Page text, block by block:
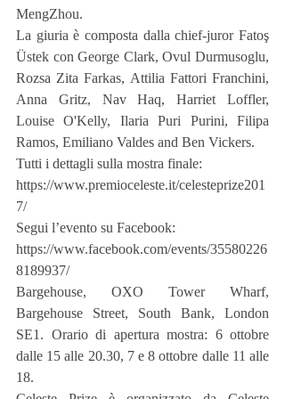
MengZhou.
La giuria è composta dalla chief-juror Fatoş
Üstek con George Clark, Ovul Durmusoglu,
Rozsa Zita Farkas, Attilia Fattori Franchini,
Anna Gritz, Nav Haq, Harriet Loffler,
Louise O'Kelly, Ilaria Puri Purini, Filipa
Ramos, Emiliano Valdes and Ben Vickers.
Tutti i dettagli sulla mostra finale:
https://www.premioceleste.it/celesteprize201
7/
Segui l’evento su Facebook:
https://www.facebook.com/events/35580226
8189937/
Bargehouse, OXO Tower Wharf,
Bargehouse Street, South Bank, London
SE1. Orario di apertura mostra: 6 ottobre
dalle 15 alle 20.30, 7 e 8 ottobre dalle 11 alle
18.